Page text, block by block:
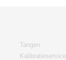
Tangen
Kalibratieservice